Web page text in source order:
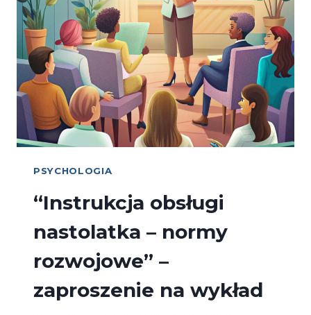
PSYCHOLOGIA
“Instrukcja obsługi
nastolatka – normy
rozwojowe” –
zaproszenie na wykład